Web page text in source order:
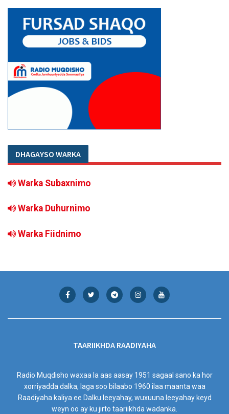
DHAGAYSO WARKA
Warka Subaxnimo
Warka Duhurnimo
Warka Fiidnimo
TAARIIKHDA RAADIYAHA
Radio Muqdisho waxaa la aas aasay 1951 sagaal sano ka hor
xorriyadda dalka, laga soo bilaabo 1960 ilaa maanta waa
Raadiyaha kaliya ee Dalku leeyahay, wuxuuna leeyahay keyd
weyn oo ay ku jirto taariikhda wadanka.